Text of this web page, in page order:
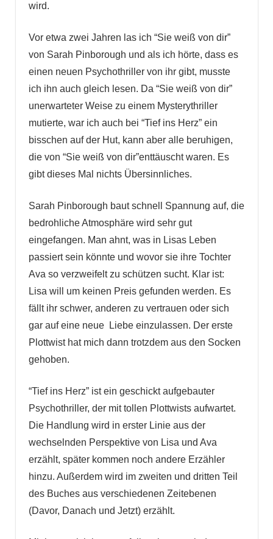
wird.
Vor etwa zwei Jahren las ich “Sie weiß von dir”
von Sarah Pinborough und als ich hörte, dass es
einen neuen Psychothriller von ihr gibt, musste
ich ihn auch gleich lesen. Da “Sie weiß von dir”
unerwarteter Weise zu einem Mysterythriller
mutierte, war ich auch bei “Tief ins Herz” ein
bisschen auf der Hut, kann aber alle beruhigen,
die von “Sie weiß von dir”enttäuscht waren. Es
gibt dieses Mal nichts Übersinnliches.
Sarah Pinborough baut schnell Spannung auf, die
bedrohliche Atmosphäre wird sehr gut
eingefangen. Man ahnt, was in Lisas Leben
passiert sein könnte und wovor sie ihre Tochter
Ava so verzweifelt zu schützen sucht. Klar ist:
Lisa will um keinen Preis gefunden werden. Es
fällt ihr schwer, anderen zu vertrauen oder sich
gar auf eine neue Liebe einzulassen. Der erste
Plottwist hat mich dann trotzdem aus den Socken
gehoben.
“Tief ins Herz” ist ein geschickt aufgebauter
Psychothriller, der mit tollen Plottwists aufwartet.
Die Handlung wird in erster Linie aus der
wechselnden Perspektive von Lisa und Ava
erzählt, später kommen noch andere Erzähler
hinzu. Außerdem wird im zweiten und dritten Teil
des Buches aus verschiedenen Zeitebenen
(Davor, Danach und Jetzt) erzählt.